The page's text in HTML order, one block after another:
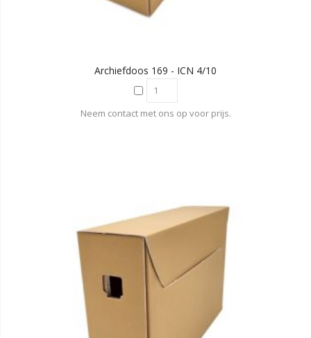
Archiefdoos 169 - ICN 4/10
Neem contact met ons op voor prijs.